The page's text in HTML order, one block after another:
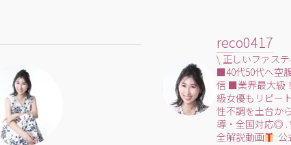
reco0417
\ 正しいファス
■40代50代へ空
信 ■業界最大級
級女優もリピー
性不調を土台か
導・全国対応◎ .
全解説動画
公